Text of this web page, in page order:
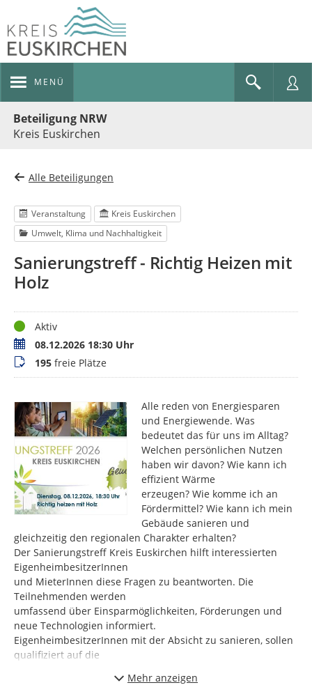
MENÜ
Beteiligung NRW
Kreis Euskirchen
Alle Beteiligungen
Veranstaltung
Kreis Euskirchen
Umwelt, Klima und Nachhaltigkeit
Sanierungstreff - Richtig Heizen mit
Holz
StatusAktiv
Termin08.12.2026 18:30 Uhr
Buchungsstatus
195 freie Plätze
Alle reden von Energiesparen
und Energiewende. Was
bedeutet das für uns im Alltag?
Welchen persönlichen Nutzen
haben wir davon? Wie kann ich
effizient Wärme
erzeugen? Wie komme ich an
Fördermittel? Wie kann ich mein
Gebäude sanieren und
gleichzeitig den regionalen Charakter erhalten?
Der Sanierungstreff Kreis Euskirchen hilft interessierten
EigenheimbesitzerInnen
und MieterInnen diese Fragen zu beantworten. Die
Teilnehmenden werden
umfassend über Einsparmöglichkeiten, Förderungen und
neue Technologien informiert.
EigenheimbesitzerInnen mit der Absicht zu sanieren, sollen
qualifiziert auf die
Der Sanierungstreff Kreis Euskirchen wird organisiert durch
Mehr anzeigen